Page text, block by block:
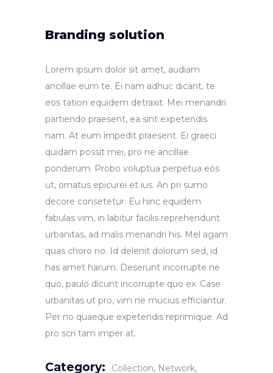
Branding solution
Lorem ipsum dolor sit amet, audiam
ancillae eum te. Ei nam adhuc dicant, te
eos tation equidem detraxit. Mei menandri
partiendo praesent, ea sint expetendis
nam. At eum impedit praesent. Ei graeci
quidam possit mei, pro ne ancillae
ponderum. Probo voluptua perpetua eos
ut, ornatus epicurei et ius. An pri sumo
decore consetetur. Eu hinc equidem
fabulas vim, in labitur facilis reprehendunt
urbanitas, ad malis menandri his. Mel agam
quas choro no. Id delenit dolorum sed, id
has amet harum. Deserunt incorrupte ne
quo, paulo dicunt incorrupte quo ex. Case
urbanitas ut pro, vim ne mucius efficiantur.
Per no quaeque expetendis reprimique. Ad
pro scri tam imper at.
Category: Collection Network